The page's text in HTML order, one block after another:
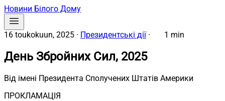
Новини Білого Дому
16 toukokuun, 2025 · Президентські дії · 1 min
День Збройних Сил, 2025
Від імені Президента Сполучених Штатів Америки
ПРОКЛАМАЦІЯ